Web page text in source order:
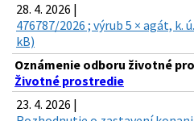
28. 4. 2026 |
476787/2026 ; výrub 5 × agát, k.
kB)
Oznámenie odboru životné
Životné prostredie
23. 4. 2026 |